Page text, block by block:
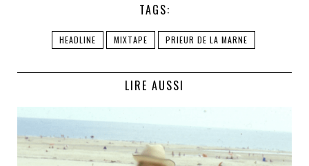
TAGS:
HEADLINE MIXTAPE PRIEUR DE LA MARNE
LIRE AUSSI